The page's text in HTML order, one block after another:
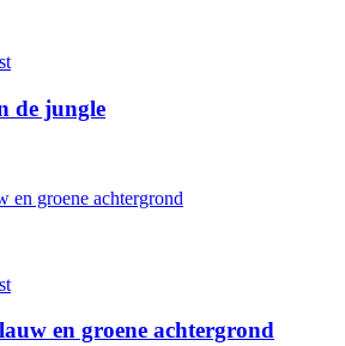
de jungle
en groene achtergrond